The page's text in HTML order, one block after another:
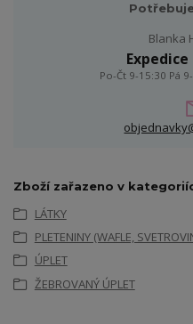
Blanka
Expedice
Po-Čt 9-15:30 Pá
Zboží zařazeno v
LÁTKY
PLETENINY (WAFLE,
ÚPLET
ŽEBROVANÝ ÚPLET